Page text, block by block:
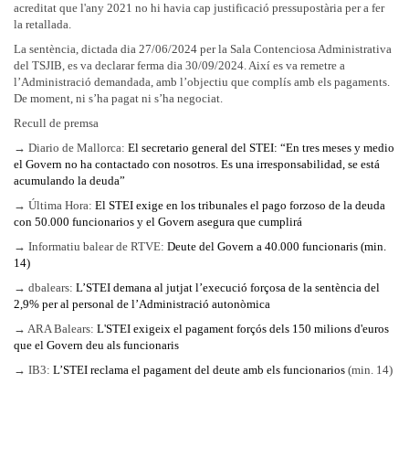
acreditat que l'any 2021 no hi havia cap justificació pressupostària per a fer
la retallada.
La sentència, dictada dia 27/06/2024 per la Sala Contenciosa Administrativa
del TSJIB, es va declarar ferma dia 30/09/2024. Així es va remetre a
l’Administració demandada, amb l’objectiu que complís amb els pagaments.
De moment, ni s’ha pagat ni s’ha negociat.
Recull de premsa
→ Diario de Mallorca: El secretario general del STEI: “En tres meses y medio
el Govern no ha contactado con nosotros. Es una irresponsabilidad, se está
acumulando la deuda”
→ Última Hora: El STEI exige en los tribunales el pago forzoso de la deuda
con 50.000 funcionarios y el Govern asegura que cumplirá
→ Informatiu balear de RTVE: Deute del Govern a 40.000 funcionaris (min.
14)
→ dbalears: L’STEI demana al jutjat l’execució forçosa de la sentència del
2,9% per al personal de l’Administració autonòmica
→ ARA Balears: L'STEI exigeix el pagament forçós dels 150 milions d'euros
que el Govern deu als funcionaris
→ IB3: L’STEI reclama el pagament del deute amb els funcionarios (min. 14)